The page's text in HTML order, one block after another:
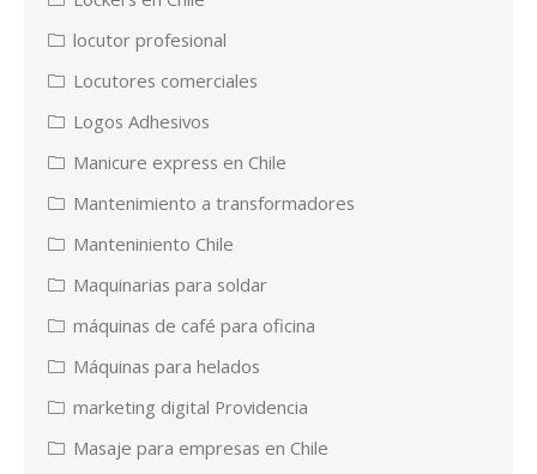
locutor profesional
Locutores comerciales
Logos Adhesivos
Manicure express en Chile
Mantenimiento a transformadores
Manteniniento Chile
Maquinarias para soldar
máquinas de café para oficina
Máquinas para helados
marketing digital Providencia
Masaje para empresas en Chile